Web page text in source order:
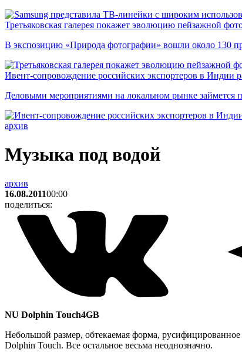
Третьяковская галерея покажет эволюцию пейзажной
В экспозицию «Природа фотографии» вошли около 130
Ивент-сопровождение российских экспортеров в Индии
Деловыми мероприятиями на локальном рынке займется
архив
Музыка под водой
архив
16.08.201100:00
поделиться:
NU Dolphin Touch4GB
Небольшой размер, обтекаемая форма,
Dolphin Touch. Все остальное весьма неоднозначно.